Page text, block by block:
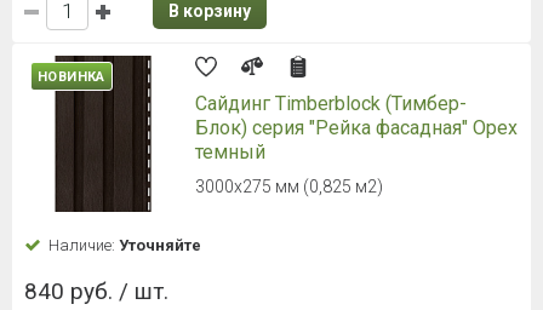
В корзину
НОВИНКА
Сайдинг Timberblock (Тимбер-
Блок) серия "Рейка фасадная" Орех
темный
3000х275 мм (0,825 м2)
Наличие: Уточняйте
840 руб. / шт.